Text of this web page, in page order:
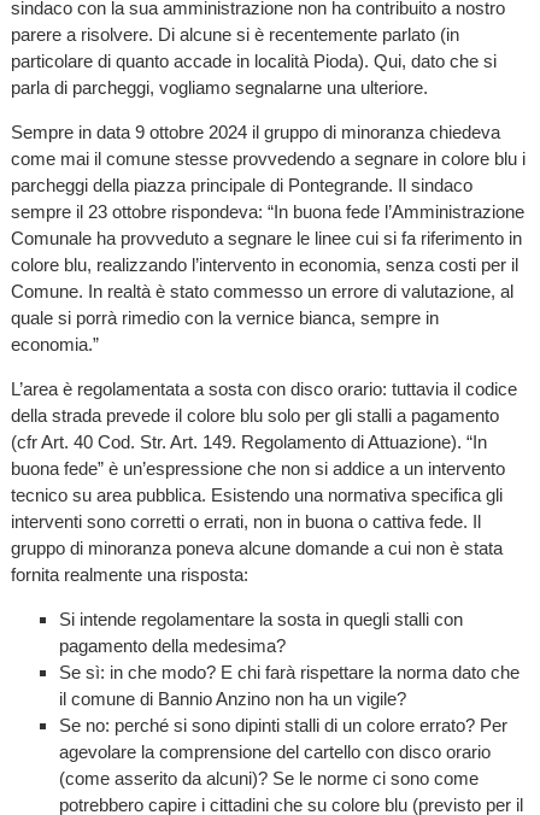
sindaco con la sua amministrazione non ha contribuito a nostro
parere a risolvere. Di alcune si è recentemente parlato (in
particolare di quanto accade in località Pioda). Qui, dato che si
parla di parcheggi, vogliamo segnalarne una ulteriore.
Sempre in data 9 ottobre 2024 il gruppo di minoranza chiedeva
come mai il comune stesse provvedendo a segnare in colore blu i
parcheggi della piazza principale di Pontegrande. Il sindaco
sempre il 23 ottobre rispondeva: “In buona fede l’Amministrazione
Comunale ha provveduto a segnare le linee cui si fa riferimento in
colore blu, realizzando l’intervento in economia, senza costi per il
Comune. In realtà è stato commesso un errore di valutazione, al
quale si porrà rimedio con la vernice bianca, sempre in
economia.”
L’area è regolamentata a sosta con disco orario: tuttavia il codice
della strada prevede il colore blu solo per gli stalli a pagamento
(cfr Art. 40 Cod. Str. Art. 149. Regolamento di Attuazione). “In
buona fede” è un’espressione che non si addice a un intervento
tecnico su area pubblica. Esistendo una normativa specifica gli
interventi sono corretti o errati, non in buona o cattiva fede. Il
gruppo di minoranza poneva alcune domande a cui non è stata
fornita realmente una risposta:
Si intende regolamentare la sosta in quegli stalli con
pagamento della medesima?
Se sì: in che modo? E chi farà rispettare la norma dato che
il comune di Bannio Anzino non ha un vigile?
Se no: perché si sono dipinti stalli di un colore errato? Per
agevolare la comprensione del cartello con disco orario
(come asserito da alcuni)? Se le norme ci sono come
potrebbero capire i cittadini che su colore blu (previsto per il